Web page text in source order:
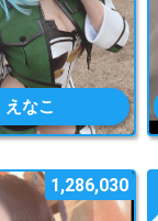
えなこ
1,286,030